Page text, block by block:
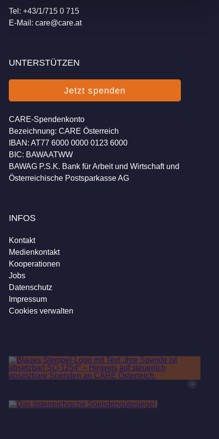
Tel: +43/1/715 0 715
E-Mail: care@care.at
UNTERSTÜTZEN
Jetzt spenden
CARE-Spendenkonto
Bezeichnung: CARE Österreich
IBAN: AT77 6000 0000 0123 6000
BIC: BAWAATWW
BAWAG P.S.K. Bank für Arbeit und Wirtschaft und
Österreichische Postsparkasse AG
INFOS
Kontakt
Medienkontakt
Kooperationen
Jobs
Datenschutz
Impressum
Cookies verwalten
©